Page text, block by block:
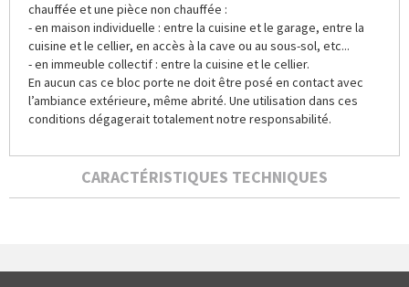
chauffée et une pièce non chauffée :
- en maison individuelle : entre la cuisine et le garage, entre la
cuisine et le cellier, en accès à la cave ou au sous-sol, etc...
- en immeuble collectif : entre la cuisine et le cellier.
En aucun cas ce bloc porte ne doit être posé en contact avec
l’ambiance extérieure, même abrité. Une utilisation dans ces
conditions dégagerait totalement notre responsabilité.
CARACTÉRISTIQUES TECHNIQUES